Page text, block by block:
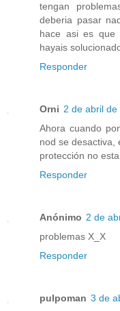
tengan
deberia pasar
hace asi es que
hayais
Responder
Orni 2 de abril de
Ahora cuando
nod se desactiva,
protección no esta
Responder
Anónimo 2 de
problemas X_X
Responder
pulpoman 3 de